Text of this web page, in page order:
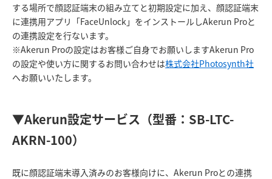
する場所で顔認証端末の組み立てと初期設定に加え、顔認証端末
に連携用アプリ「FaceUnlock」をインストールしAkerun Proと
の連携設定を行ないます。
※Akerun Proの設定はお客様ご自身でお願いしますAkerun Pro
の設定や使い方に関するお問い合わせは株式会社Photosynth社
へお願いいたします。
▼Akerun設定サービス（型番：SB-LTC-
AKRN-100）
既に顔認証端末導入済みのお客様向けに、Akerun Proとの連携